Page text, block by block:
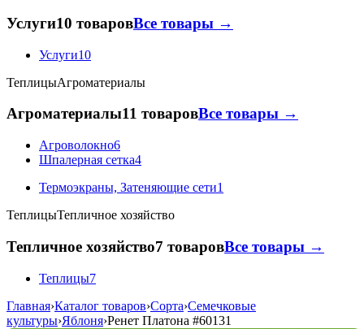
Услуги10 товаровВсе товары →
Услуги10
ТеплицыАгроматериалы
Агроматериалы11 товаровВсе товары →
Агроволокно6
Шпалерная сетка4
Термоэкраны, Затеняющие сети1
ТеплицыТепличное хозяйство
Тепличное хозяйство7 товаровВсе товары →
Теплицы7
Главная›Каталог товаров›Сорта›Семечковые
культуры›Яблоня›Ренет Платона #60131